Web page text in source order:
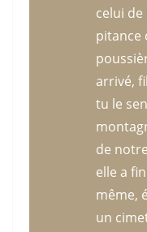
celui de
pitance
arrivé,
tu le
de
elle a
même,
un